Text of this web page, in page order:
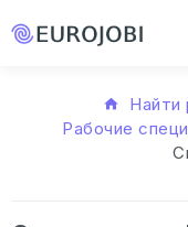
Найти
Рабочие